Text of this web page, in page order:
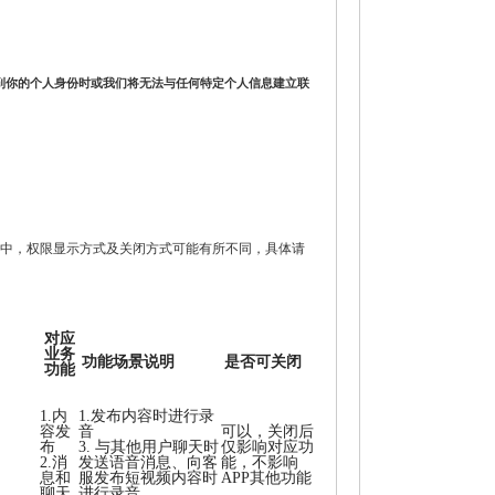
的个人身份时或我们将无法与任何特定个人信息建立联
，权限显示方式及关闭方式可能有所不同，具体请
对应
业务
功能 功能场景说明 是否可关闭
1.内
容发
布
2.消
息和
1.发布内容时进行录
音
3. 与其他用户聊天时
发送语音消息、向客
服发布短视频内容时
可以，关闭后
仅影响对应功
能，不影响
APP其他功能